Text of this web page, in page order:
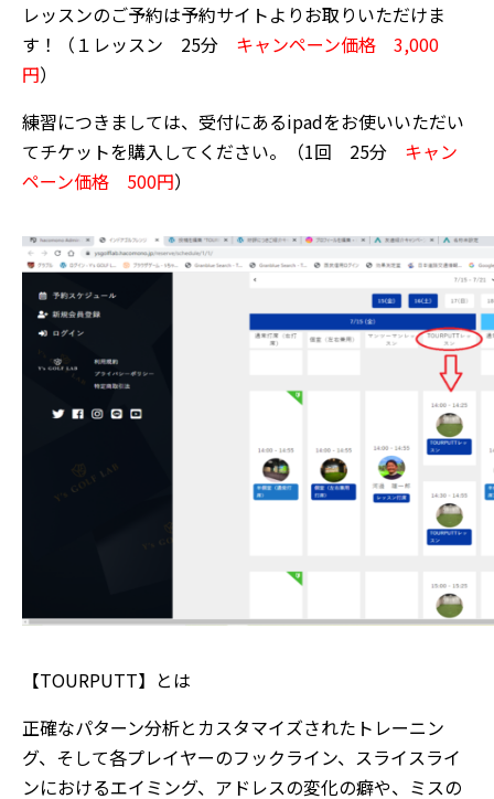
レッスンのご予約は予約サイトよりお取りいただけま
す！（１レッスン 25分 キャンペーン価格 3,000
円）
練習につきましては、受付にあるipadをお使いいただい
てチケットを購入してください。（1回 25分 キャン
ペーン価格 500円）
【TOURPUTT】とは
正確なパターン分析とカスタマイズされたトレーニン
グ、そして各プレイヤーのフックライン、スライスライ
ンにおけるエイミング、アドレスの変化の癖や、ミスの